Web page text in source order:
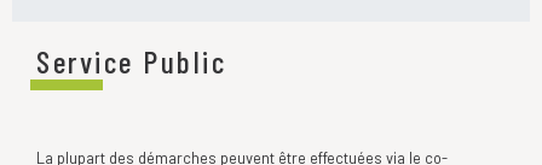
Service Public
La plupart des démarches peuvent être effectuées via le co-